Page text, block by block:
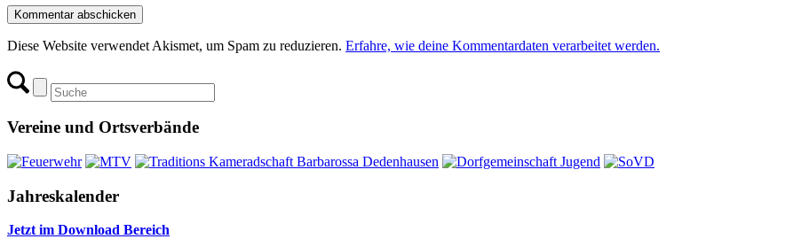
Diese Website verwendet Akismet, um Spam zu reduzieren. Erfahre, wie deine Kommentardaten verarbeitet werden.
Vereine und Ortsverbände
Jahreskalender
Jetzt im Download Bereich